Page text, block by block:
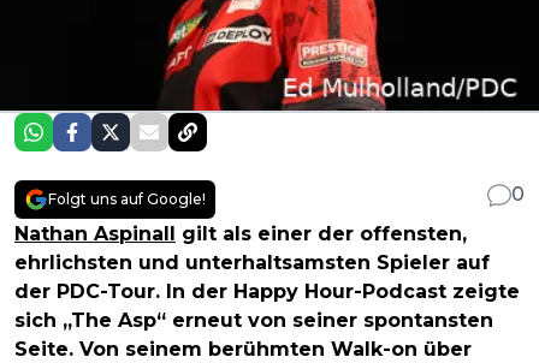
Folgt uns auf Google!
0
Nathan Aspinall
gilt als einer der offensten,
ehrlichsten und unterhaltsamsten Spieler auf
der PDC-Tour. In der Happy Hour-Podcast zeigte
sich „The Asp“ erneut von seiner spontansten
Seite. Von seinem berühmten Walk-on über